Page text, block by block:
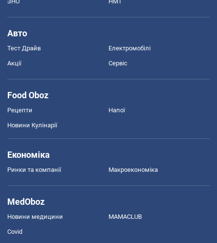
Авто
Тест Драйв Електромобілі
Акції Сервіс
Food Oboz
Рецепти Напої
Новини Кулінарії
Економіка
Ринки та компанії Макроекономіка
MedOboz
Новини медицини MAMACLUB
Covid